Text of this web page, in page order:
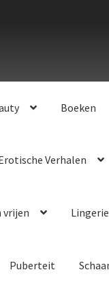
Boeken
Verhalen
vrijen Lingerie
Puberteit